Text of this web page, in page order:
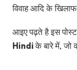
विवाह आदि के
आइए पढ़ते है इस
Hindiके बारे में, जो